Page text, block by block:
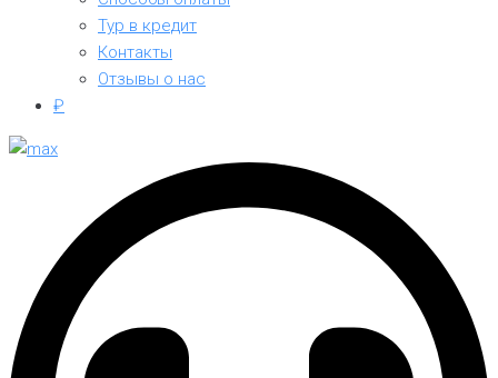
Тур в кредит
Контакты
Отзывы о нас
₽